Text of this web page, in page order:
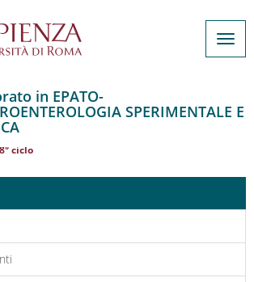
in EPATO-
SPERIMENTALE E
SPERIMENTALE E CLINICA
ciclo